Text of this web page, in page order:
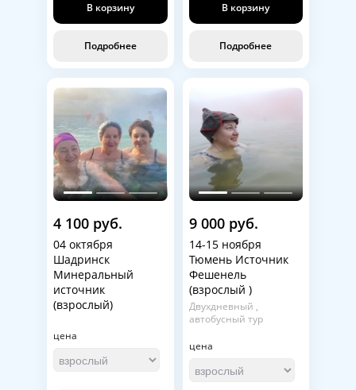
В корзину
Подробнее
В корзину
Подробнее
4 100 руб.
04 октября
Шадринск
Минеральный
источник
(взрослый)
цена
9 000 руб.
14-15 ноября
Тюмень Источник
Фешенель
(взрослый )
Двухдневный ,
автобусный тур
цена